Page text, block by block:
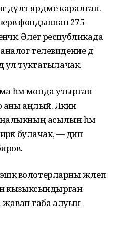
дәүләт ярдәме каралган.
фондыннан 275
Әлегә республикада
телевидение дә
ул туктатылачак.
һәм монда утырган
аны аңлый. Ләкин
яңалыкның асылын һәм
булачак, — дип
волотерларны җәлеп
кызыксындырган
җавап таба алуын